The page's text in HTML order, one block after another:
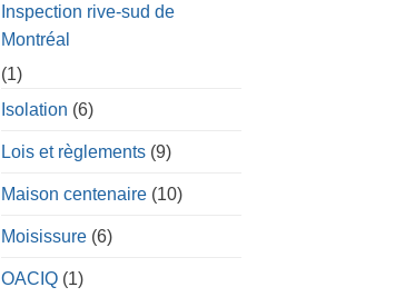
Inspection rive-sud de
Montréal
(1)
Isolation (6)
Lois et règlements(9)
Maison centenaire(10)
Moisissure(6)
OACIQ(1)